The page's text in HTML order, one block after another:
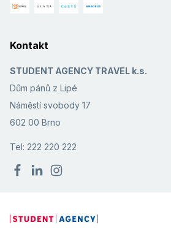
Kontakt
STUDENT AGENCY TRAVEL k.s.
Dům pánů z Lipé
Náměstí svobody 17
602 00 Brno
Tel: 222 220 222